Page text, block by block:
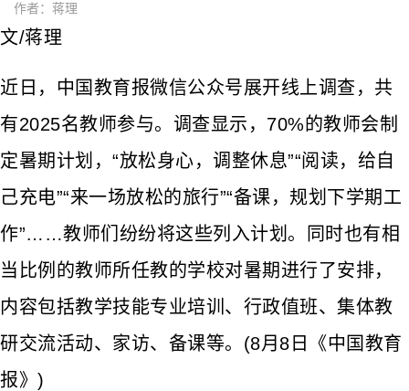
作者：蒋理
文/蒋理
近日，中国教育报微信公众号展开线上调查，共
有2025名教师参与。调查显示，70%的教师会制
定暑期计划，“放松身心，调整休息”“阅读，给自
己充电”“来一场放松的旅行”“备课，规划下学期工
作”……教师们纷纷将这些列入计划。同时也有相
当比例的教师所任教的学校对暑期进行了安排，
内容包括教学技能专业培训、行政值班、集体教
研交流活动、家访、备课等。(8月8日《中国教育
报》)